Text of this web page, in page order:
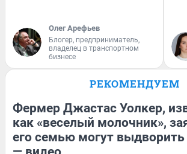
Олег Арефьев
Блогер, предприниматель,
владелец в транспортном
бизнесе
РЕКОМЕНДУЕМ
Фермер Джастас Уолкер,
как «веселый молочник»,
его семью могут выдворить